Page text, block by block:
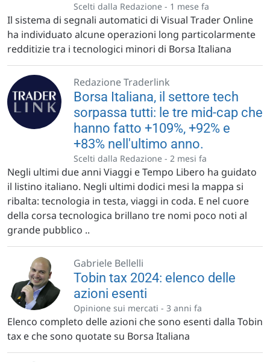
Scelti dalla Redazione - 1 mese fa
Il sistema di segnali automatici di Visual Trader Online
ha individuato alcune operazioni long particolarmente
redditizie tra i tecnologici minori di Borsa Italiana
Redazione Traderlink
Borsa Italiana, il settore tech
sorpassa tutti: le tre mid-cap che
hanno fatto +109%, +92% e
+83% nell'ultimo anno.
Scelti dalla Redazione - 2 mesi fa
Negli ultimi due anni Viaggi e Tempo Libero ha guidato
il listino italiano. Negli ultimi dodici mesi la mappa si
ribalta: tecnologia in testa, viaggi in coda. E nel cuore
della corsa tecnologica brillano tre nomi poco noti al
grande pubblico ..
Gabriele Bellelli
Tobin tax 2024: elenco delle
azioni esenti
Opinione sui mercati - 3 anni fa
Elenco completo delle azioni che sono esenti dalla Tobin
tax e che sono quotate su Borsa Italiana